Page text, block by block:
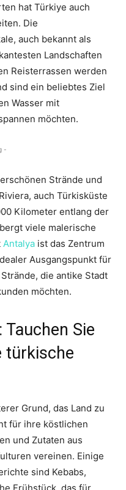
hat Türkiye auch
Die
auch bekannt als
Landschaften
Reisterrassen werden
sind ein beliebtes Ziel
Wasser mit
möchten.
-
Strände und
auch Türkisküste
Kilometer entlang der
viele malerische
Antalya ist das Zentrum
Ausgangspunkt für
die antike Stadt
möchten.
Sie
türkische
Grund, das Land zu
für ihre köstlichen
und Zutaten aus
vereinen. Einige
sind Kebabs,